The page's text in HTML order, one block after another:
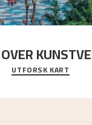
og utsiktene i
UTFORSK KART